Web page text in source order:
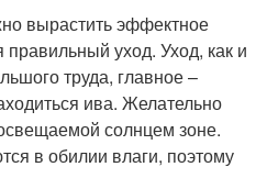
вырастить эффектное
уход. Уход, как и
труда, главное –
ива. Желательно
солнцем зоне.
в обилии влаги, поэтому